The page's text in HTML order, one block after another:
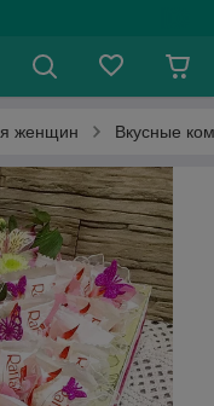
женщин Вкусные